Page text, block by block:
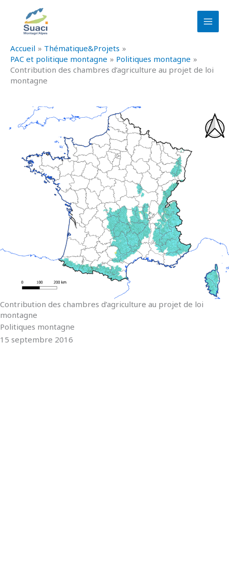
contenu
Accueil
Thématique&Projets
PAC et politique montagne
Politiques montagne
Contribution des chambres d’agriculture au projet de loi
montagne
Contribution des chambres d’agriculture au projet de loi
montagne
Politiques montagne
15 septembre 2016